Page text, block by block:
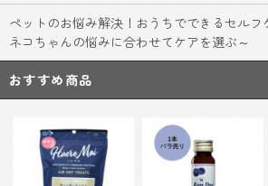
ペットのお悩み解決！おうちでできるセル
ネコちゃんの悩みに合わせてケアを選ぶ～
おすすめ商品